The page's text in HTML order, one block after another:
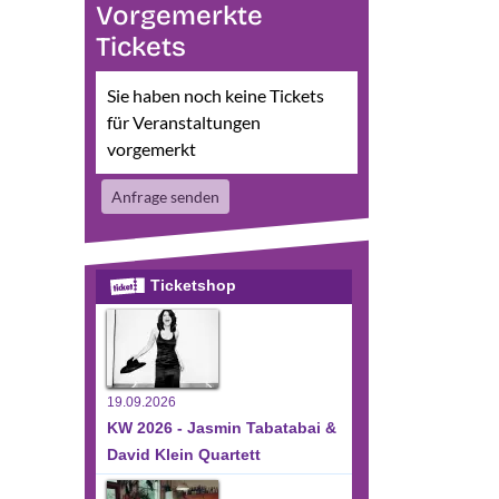
Vorgemerkte
Tickets
Sie haben noch keine Tickets
für Veranstaltungen
vorgemerkt
Anfrage senden
Ticketshop
19.09.2026
KW 2026 - Jasmin Tabatabai &
David Klein Quartett